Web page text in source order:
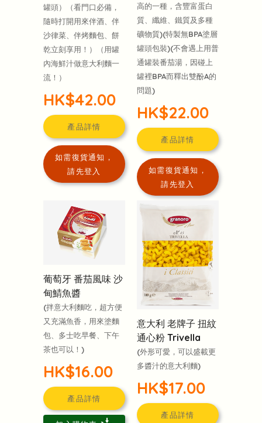
罐頭）（看門口必備，
隨時打開用來伴酒、伴
沙律菜、伴烤麵包、餅
乾立刻享用！）（用罐
內海鮮汁做意大利麵一
流！）
HK$42.00
產品詳情
如需復貨通知，
請先登入
高的一種，含豐富蛋白
質、纖維、鐵質及多種
礦物質)(特製無BPA塗層
罐頭包裝)(不會遇上用普
通罐裝番茄湯，因碰上
罐裡BPA而釋出雙酚A的
問題)
HK$22.00
產品詳情
如需復貨通知，
請先登入
葡萄牙 番茄風味 沙
甸鯖魚醬
(拌意大利麵吃，超方便
又充滿魚香，用來塗麵
包、多士吃早餐、下午
茶也可以！)
HK$16.00
產品詳情
意大利 老牌子 扭紋
通心粉 Trivella
(外形可愛，可以盛載更
多醬汁的意大利麵)
HK$17.00
產品詳情